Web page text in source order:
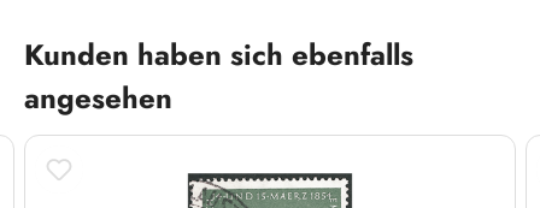
Produktgalerie überspringen
Kunden haben sich ebenfalls
angesehen